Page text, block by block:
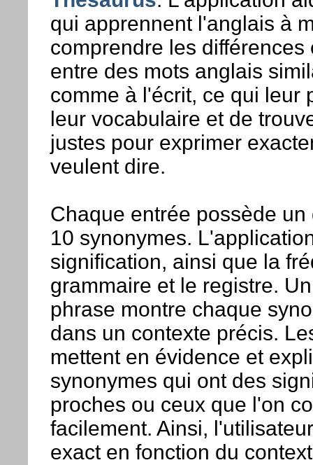
qui apprennent l'anglais à
comprendre les différences
entre des mots anglais
comme à l'écrit, ce qui leur
leur vocabulaire et de
justes pour exprimer
veulent dire.
Chaque entrée possède
10 synonymes.
signification, ainsi que la
grammaire et le registre.
phrase montre chaque
dans un contexte précis.
mettent en évidence et
synonymes qui ont des
proches ou ceux que l'on
facilement. Ainsi,
exact en fonction du